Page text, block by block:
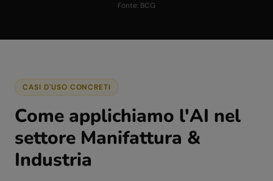
Fonte: BCG
CASI D'USO CONCRETI
Come applichiamo l'AI nel
settore Manifattura &
Industria